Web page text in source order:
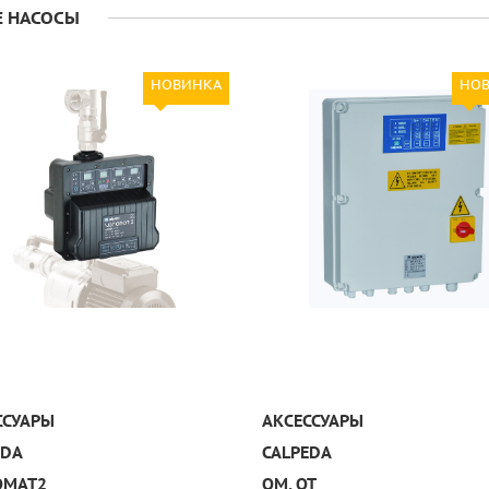
НАСОСЫ
НОВИНКА
АКСЕССУАРЫ
CALPEDA
QM, QT